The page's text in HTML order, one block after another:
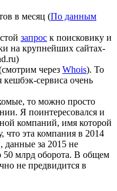
в месяц (По данным
запрос к поисковику и
на крупнейших сайтах-
через Whois). То
кешбэк-сервиса очень
то можно просто
Я поинтересовался и
компаний, имя которой
что эта компания в 2014
данные за 2015 не
50 млрд оборота. В общем
не предвидится в